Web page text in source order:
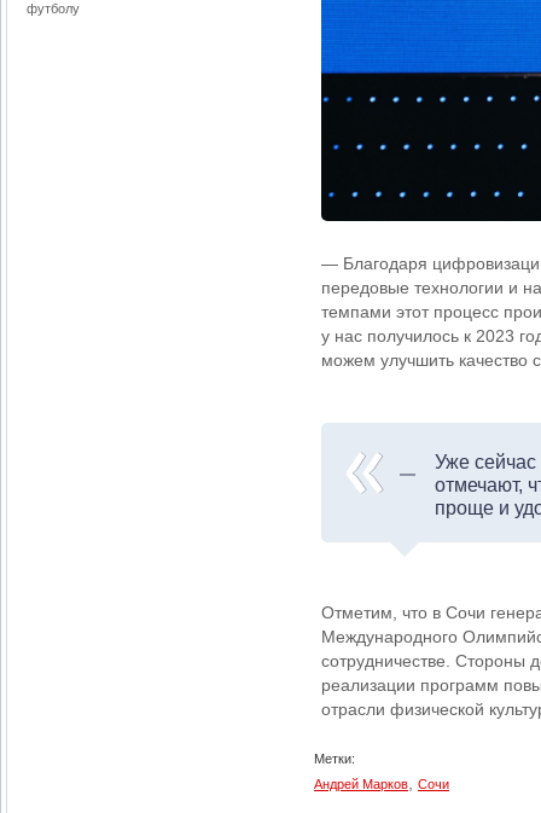
футболу
— Благодаря
передовые технологии и
темпами этот процесс
у нас получилось к 2023
можем улучшить качество
Уже сейчас
отмечают,
проще и
Отметим, что в Сочи
Международного
сотрудничестве. Стороны
реализации программ
отрасли физической
Метки:
Андрей Марков
Сочи